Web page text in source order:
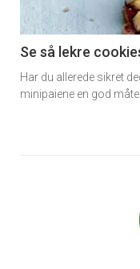
6
Se så lekre
Har du allerede sikret
minipaiene en god